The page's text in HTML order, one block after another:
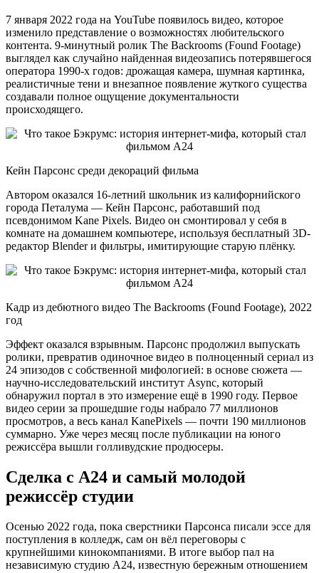
7 января 2022 года на YouTube появилось видео, которое
изменило представление о возможностях любительского
контента. 9-минутный ролик The Backrooms (Found Footage)
выглядел как случайно найденная видеозапись потерявшегося
оператора 1990-х годов: дрожащая камера, шумная картинка,
реалистичные тени и внезапное появление жуткого существа
создавали полное ощущение документальности
происходящего.
Кейн Парсонс среди декораций фильма
Автором оказался 16-летний школьник из калифорнийского
города Петалума — Кейн Парсонс, работавший под
псевдонимом Kane Pixels. Видео он смонтировал у себя в
комнате на домашнем компьютере, используя бесплатный 3D-
редактор Blender и фильтры, имитирующие старую плёнку.
Кадр из дебютного видео The Backrooms (Found Footage), 2022
год
Эффект оказался взрывным. Парсонс продолжил выпускать
ролики, превратив одиночное видео в полноценный сериал из
24 эпизодов с собственной мифологией: в основе сюжета —
научно-исследовательский институт Async, который
обнаружил портал в это измерение ещё в 1990 году. Первое
видео серии за прошедшие годы набрало 77 миллионов
просмотров, а весь канал KanePixels — почти 190 миллионов
суммарно. Уже через месяц после публикации на юного
режиссёра вышли голливудские продюсеры.
Сделка с A24 и самый молодой
режиссёр студии
Осенью 2022 года, пока сверстники Парсонса писали эссе для
поступления в колледж, сам он вёл переговоры с
крупнейшими кинокомпаниями. В итоге выбор пал на
независимую студию A24, известную бережным отношением